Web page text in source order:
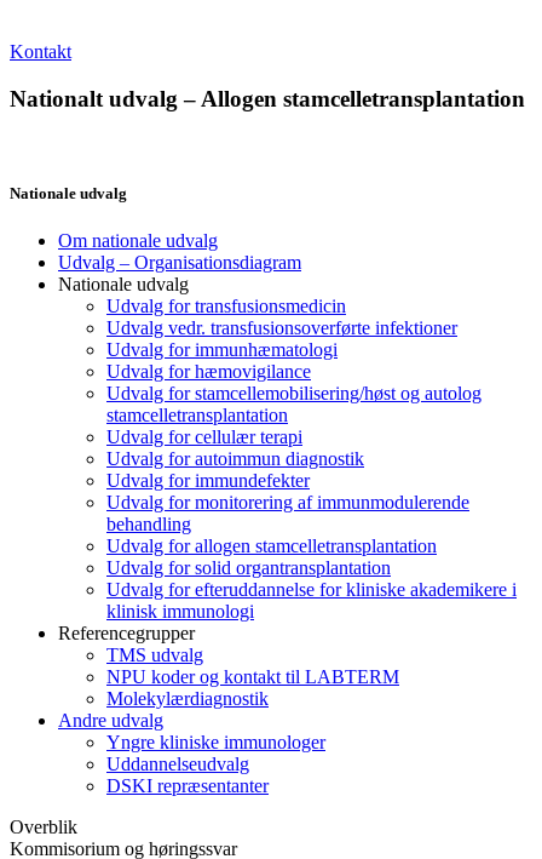
Kontakt
Nationalt udvalg – Allogen stamcelletransplantation
Nationale udvalg
Om nationale udvalg
Udvalg – Organisationsdiagram
Nationale udvalg
Udvalg for transfusionsmedicin
Udvalg vedr. transfusionsoverførte infektioner
Udvalg for immunhæmatologi
Udvalg for hæmovigilance
Udvalg for stamcellemobilisering/høst og autolog
stamcelletransplantation
Udvalg for cellulær terapi
Udvalg for autoimmun diagnostik
Udvalg for immundefekter
Udvalg for monitorering af immunmodulerende
behandling
Udvalg for allogen stamcelletransplantation
Udvalg for solid organtransplantation
Udvalg for efteruddannelse for kliniske akademikere i
klinisk immunologi
Referencegrupper
TMS udvalg
NPU koder og kontakt til LABTERM
Molekylærdiagnostik
Andre udvalg
Yngre kliniske immunologer
Uddannelseudvalg
DSKI repræsentanter
Overblik
Kommisorium og høringssvar